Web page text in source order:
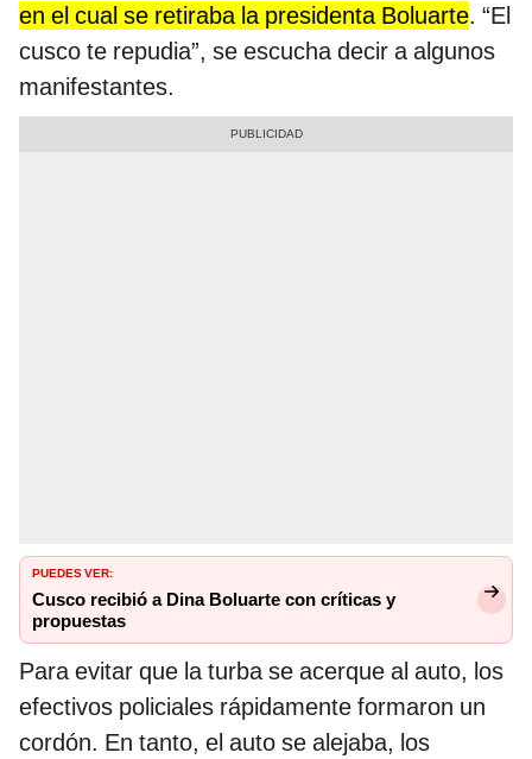
en el cual se retiraba la presidenta Boluarte. “El
cusco te repudia”, se escucha decir a algunos
manifestantes.
PUEDES VER:
Cusco recibió a Dina Boluarte con críticas y
propuestas
Para evitar que la turba se acerque al auto, los
efectivos policiales rápidamente formaron un
cordón. En tanto, el auto se alejaba, los